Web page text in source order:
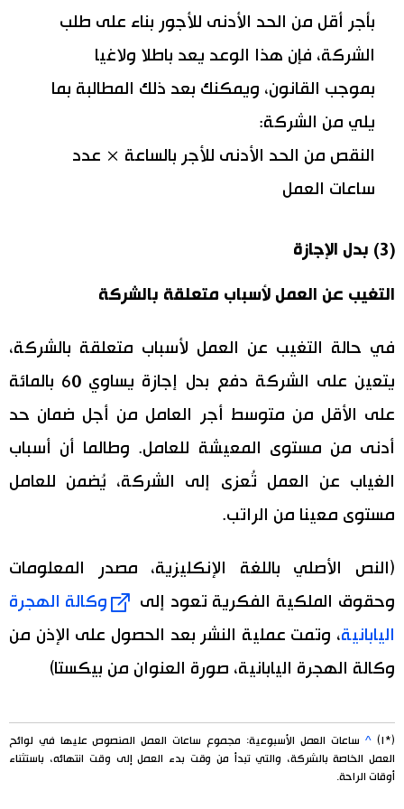
بأجر أقل من الحد الأدنى للأجور بناء على طلب
الشركة، فإن هذا الوعد يعد باطلا ولاغيا
بموجب القانون، ويمكنك بعد ذلك المطالبة بما
يلي من الشركة:
النقص من الحد الأدنى للأجر بالساعة × عدد
ساعات العمل
(3) بدل الإجازة
التغيب عن العمل لأسباب متعلقة بالشركة
في حالة التغيب عن العمل لأسباب متعلقة بالشركة،
يتعين على الشركة دفع بدل إجازة يساوي 60 بالمائة
على الأقل من متوسط أجر العامل من أجل ضمان حد
أدنى من مستوى المعيشة للعامل. وطالما أن أسباب
الغياب عن العمل تُعزى إلى الشركة، يُضمن للعامل
مستوى معينا من الراتب.
(النص الأصلي باللغة الإنكليزية، مصدر المعلومات
وحقوق الملكية الفكرية تعود إلى
وكالة الهجرة
اليابانية، وتمت عملية النشر بعد الحصول على الإذن من
وكالة الهجرة اليابانية، صورة العنوان من بيكستا)
(*١) ^ساعات العمل الأسبوعية: مجموع ساعات العمل المنصوص عليها في لوائح
العمل الخاصة بالشركة، والتي تبدأ من وقت بدء العمل إلى وقت انتهائه، باستثناء
أوقات الراحة.